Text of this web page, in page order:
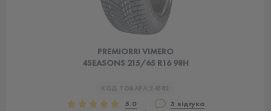
PREMIORRI VIMERO
4SEASONS 215/65 R16 98H
24382
5.0 3 відгука